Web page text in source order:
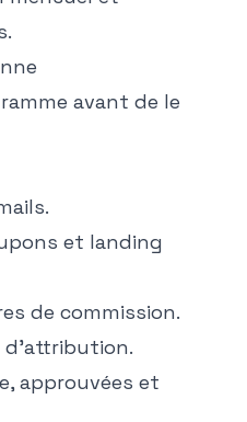
avant de le
et landing
de commission.
d'attribution.
approuvées et